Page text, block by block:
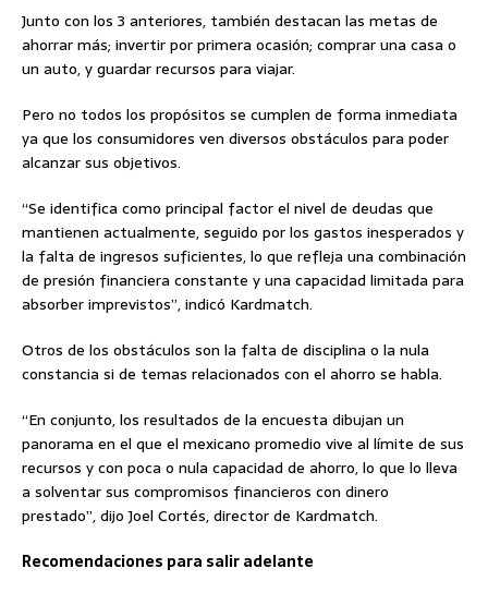
Junto con los 3 anteriores, también destacan las metas de
ahorrar más; invertir por primera ocasión; comprar una casa o
un auto, y guardar recursos para viajar.
Pero no todos los propósitos se cumplen de forma inmediata
ya que los consumidores ven diversos obstáculos para poder
alcanzar sus objetivos.
“Se identifica como principal factor el nivel de deudas que
mantienen actualmente, seguido por los gastos inesperados y
la falta de ingresos suficientes, lo que refleja una combinación
de presión financiera constante y una capacidad limitada para
absorber imprevistos”, indicó Kardmatch.
Otros de los obstáculos son la falta de disciplina o la nula
constancia si de temas relacionados con el ahorro se habla.
“En conjunto, los resultados de la encuesta dibujan un
panorama en el que el mexicano promedio vive al límite de sus
recursos y con poca o nula capacidad de ahorro, lo que lo lleva
a solventar sus compromisos financieros con dinero
prestado”, dijo Joel Cortés, director de Kardmatch.
Recomendaciones para salir adelante